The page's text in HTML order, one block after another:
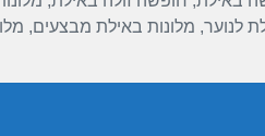
לנוער, מלונות באילת מבצעים,